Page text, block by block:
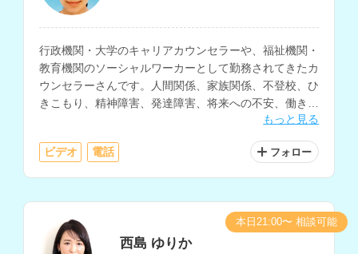
行政機関・大学のキャリアカウンセラーや、福祉機関・
教育機関のソーシャルワーカーとして勤務されてきたカ
ウンセラーさんです。人間関係、家族関係、不登校、ひ
きこもり、精神障害、発達障害、将来への不安、働き方
もっと見る
ビデオ 電話 フォロー
西島 ゆりか
本日21:00〜 相談可能